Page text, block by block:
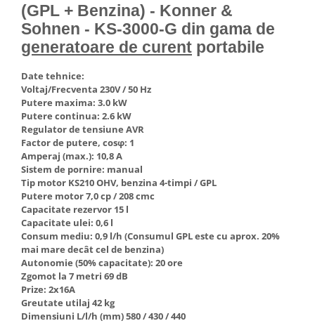
Nivela de masurat
Pistoale de impact electrice si
pneumatice
Pistoale de vopsit
Prelungitoare
Polizoare electrice de banc si
unghiulare
Rindele si freze pentru lemn
Redresoare auto - roboti de
pornire
Suflante cu aer cald
Scari metalice
Strungurii
Scule cu acumulator
Scule pentru electricieni
Truse de scule
Hote Telescopice
Hote Traditionale
Hote Incorporabile
Hote Insula
Hote Cupolare
Accesorii, consumabile hote
Masini de tocat carne
Masini de carnati ( CARNATARI )
Masini de spalat vase
Masini de spalat vase incorporabile
Masini de spalat vase
independente
Masini de spalat rufe
Masini de spalat rufe frontale
Masini de spalat rufe verticale
Masini de spalat rufe incorporabile
(GPL + Benzina) - Konner &
Sohnen - KS-3000-G din gama de
generatoare de curent portabile
Date tehnice:
Voltaj/Frecventa 230V / 50 Hz
Putere maxima: 3.0 kW
Putere continua: 2.6 kW
Regulator de tensiune AVR
Factor de putere, cosφ: 1
Amperaj (max.): 10,8 A
Sistem de pornire: manual
Tip motor KS210 OHV, benzina 4-timpi / GPL
Putere motor 7,0 cp / 208 cmc
Capacitate rezervor 15 l
Capacitate ulei: 0,6 l
Consum mediu: 0,9 l/h (Consumul GPL este cu aprox. 20%
mai mare decât cel de benzina)
Autonomie (50% capacitate): 20 ore
Zgomot la 7 metri 69 dB
Prize: 2x16A
Greutate utilaj 42 kg
Dimensiuni L/l/h (mm) 580 / 430 / 440